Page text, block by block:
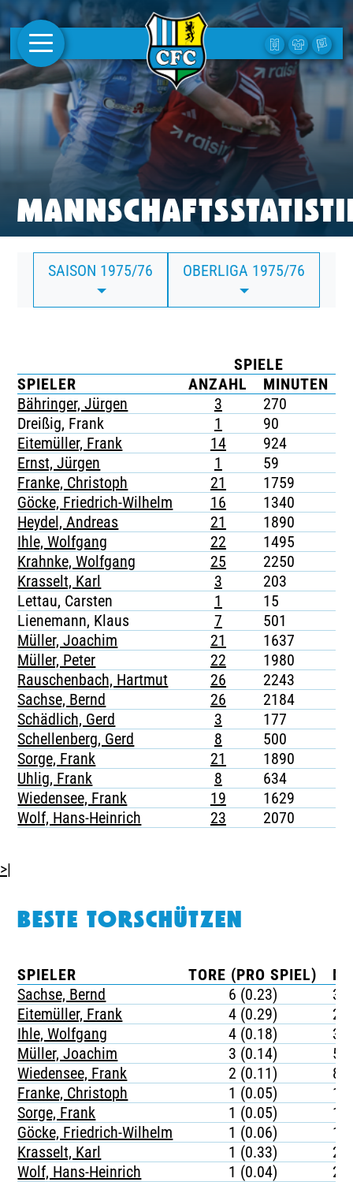
AKTUELLES
1. MANNSCHAFT
FRAUEN
CAMPUS
CLUB
CLUBMITGLIEDSCHAFT
BUSINESS
TICKETING
SAISON 1975/76 OBERLIGA 1975/76
SPIELE
SPIELER
ANZAHL MINUTEN
Bähringer, Jürgen
3 270
Dreißig, Frank
1 90
Eitemüller, Frank
14 924
Ernst, Jürgen
1 59
Franke, Christoph
21 1759
Göcke, Friedrich-Wilhelm
16 1340
Heydel, Andreas
21 1890
Ihle, Wolfgang
22 1495
Krahnke, Wolfgang
25 2250
Krasselt, Karl
3 203
Lettau, Carsten
1 15
Lienemann, Klaus
7 501
Müller, Joachim
21 1637
Müller, Peter
22 1980
Rauschenbach, Hartmut
26 2243
Sachse, Bernd
26 2184
Schädlich, Gerd
3 177
Schellenberg, Gerd
8 500
Sorge, Frank
21 1890
Uhlig, Frank
8 634
Wiedensee, Frank
19 1629
Wolf, Hans-Heinrich
23 2070
>|
BESTE TORSCHÜTZEN
SPIELER TORE (PRO SPIEL)
Sachse, Bernd
6 (0.23)
Eitemüller, Frank
4 (0.29)
Ihle, Wolfgang
4 (0.18)
Müller, Joachim
3 (0.14)
Wiedensee, Frank
2 (0.11)
Franke, Christoph
1 (0.05)
Sorge, Frank
1 (0.05)
Göcke, Friedrich-Wilhelm
1 (0.06)
Krasselt, Karl
1 (0.33)
Wolf, Hans-Heinrich
1 (0.04)